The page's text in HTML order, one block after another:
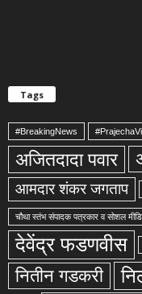
Tags
#BreakingNews
अजितदादा पवार
आमदार शंकर जगताप
चौथा स्तंभ संपादक पत्रकार व सोशल
देवेंद्र फडणवीस
नितीन गडकरी